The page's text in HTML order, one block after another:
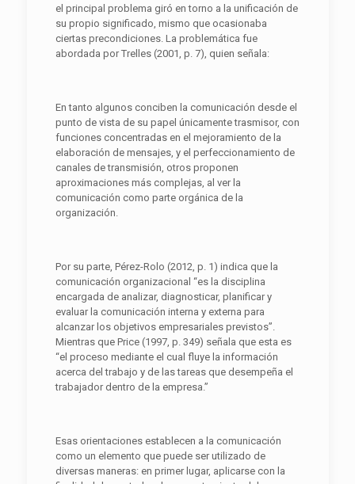
el principal problema giró en torno a la unificación de
su propio significado, mismo que ocasionaba
ciertas precondiciones. La problemática fue
abordada por Trelles (2001, p. 7), quien señala:
En tanto algunos conciben la comunicación desde el
punto de vista de su papel únicamente trasmisor, con
funciones concentradas en el mejoramiento de la
elaboración de mensajes, y el perfeccionamiento de
canales de transmisión, otros proponen
aproximaciones más complejas, al ver la
comunicación como parte orgánica de la
organización.
Por su parte, Pérez-Rolo (2012, p. 1) indica que la
comunicación organizacional “es la disciplina
encargada de analizar, diagnosticar, planificar y
evaluar la comunicación interna y externa para
alcanzar los objetivos empresariales previstos”.
Mientras que Price (1997, p. 349) señala que esta es
“el proceso mediante el cual fluye la información
acerca del trabajo y de las tareas que desempeña el
trabajador dentro de la empresa.”
Esas orientaciones establecen a la comunicación
como un elemento que puede ser utilizado de
diversas maneras: en primer lugar, aplicarse con la